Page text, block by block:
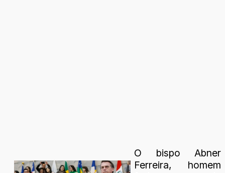
O bispo Abner
Ferreira, homem